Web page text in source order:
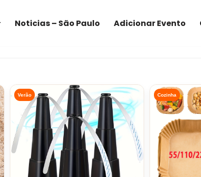
Noticias – São Paulo Adicionar Evento
Verão Cozinha